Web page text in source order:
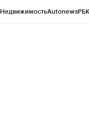
НедвижимостьAutonews